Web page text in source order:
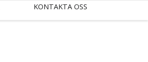
KONTAKTA OSS